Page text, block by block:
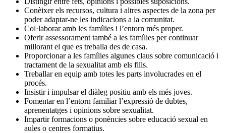
Conèixer els recursos, cultura i altres aspectes de la zona per
poder adaptar-ne les indicacions a la comunitat.
Col·laborar amb les famílies i l’entorn més proper.
Oferir assessorament també a les famílies per continuar
millorant el que es treballa des de casa.
Proporcionar a les famílies algunes claus sobre comunicació i
tractament de la sexualitat amb els fills.
Treballar en equip amb totes les parts involucrades en el
procés.
Insistir i impulsar el diàleg positiu amb els més joves.
Fomentar en l’entorn familiar l’expressió de dubtes,
aprenentatges i opinions sobre sexualitat.
Impartir formacions o ponències sobre educació sexual en
aules o centres formatius.